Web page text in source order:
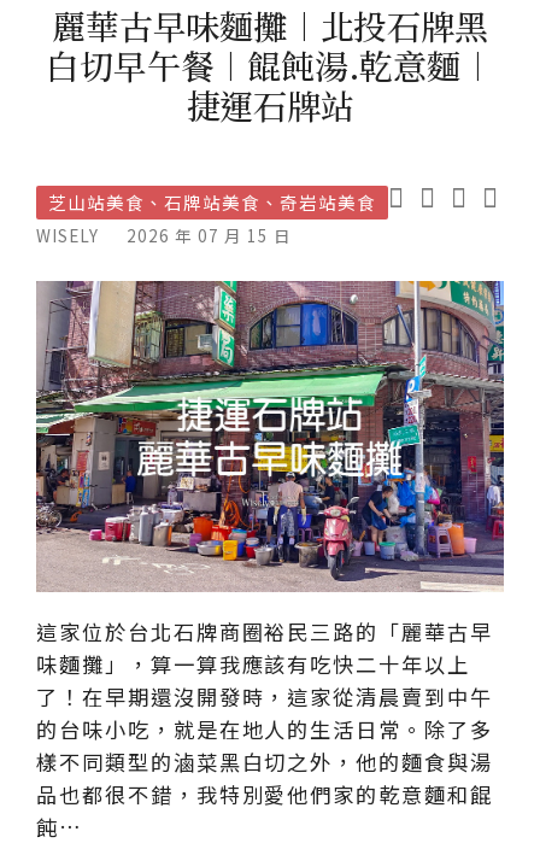
麗華古早味麵攤︱北投石牌黑
白切早午餐︱餛飩湯.乾意麵︱
捷運石牌站
芝山站美食、石牌站美食、奇岩站美食
WISELY 2026 年 07 月 15 日
這家位於台北石牌商圈裕民三路的「麗華古早
味麵攤」，算一算我應該有吃快二十年以上
了！在早期還沒開發時，這家從清晨賣到中午
的台味小吃，就是在地人的生活日常。除了多
樣不同類型的滷菜黑白切之外，他的麵食與湯
品也都很不錯，我特別愛他們家的乾意麵和餛
飩…